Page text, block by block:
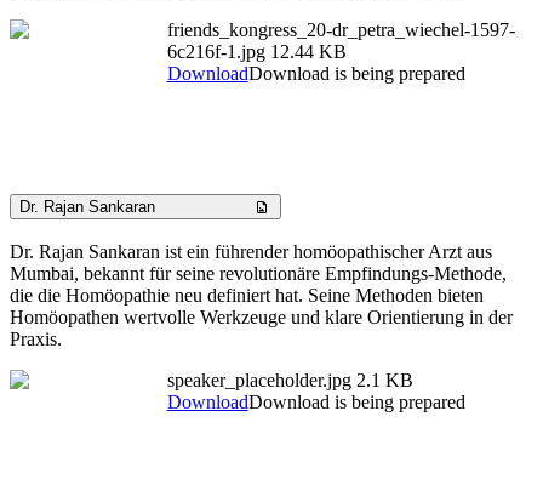
friends_kongress_20-dr_petra_wiechel-1597-
6c216f-1.jpg 12.44 KB
DownloadDownload is being prepared
Dr. Rajan Sankaran
Dr. Rajan Sankaran ist ein führender homöopathischer Arzt aus
Mumbai, bekannt für seine revolutionäre Empfindungs-Methode,
die die Homöopathie neu definiert hat. Seine Methoden bieten
Homöopathen wertvolle Werkzeuge und klare Orientierung in der
Praxis.
speaker_placeholder.jpg 2.1 KB
DownloadDownload is being prepared